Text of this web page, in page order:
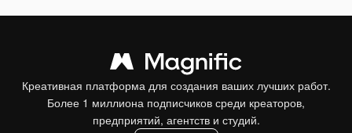
Креативная платформа для создания ваших лучших работ.
Более 1 миллиона подписчиков среди креаторов,
предприятий, агентств и студий.